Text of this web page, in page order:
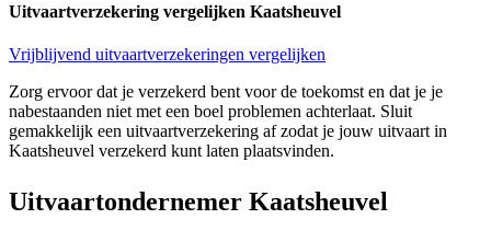
Uitvaartverzekering vergelijken Kaatsheuvel
Vrijblijvend uitvaartverzekeringen vergelijken
Zorg ervoor dat je verzekerd bent voor de toekomst en dat je je
nabestaanden niet met een boel problemen achterlaat. Sluit
gemakkelijk een uitvaartverzekering af zodat je jouw uitvaart in
Kaatsheuvel verzekerd kunt laten plaatsvinden.
Uitvaartondernemer Kaatsheuvel